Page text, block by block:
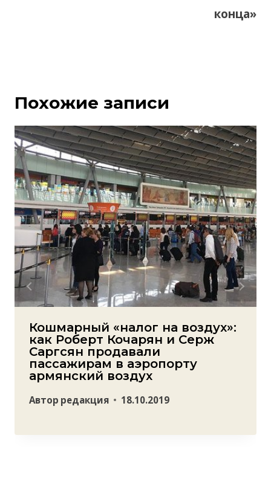
конца»
Похожие записи
Кошмарный «налог на воздух»:
как Роберт Кочарян и Серж
Саргсян продавали
пассажирам в аэропорту
армянский воздух
Автор редакция 18.10.2019